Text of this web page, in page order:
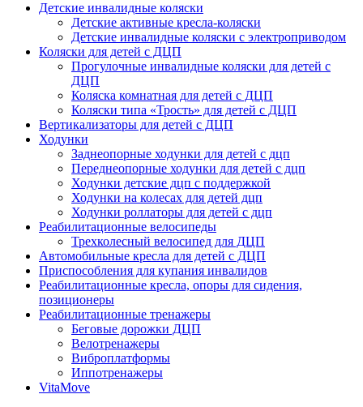
Детские инвалидные коляски
Детские активные кресла-коляски
Детские инвалидные коляски с электроприводом
Коляски для детей с ДЦП
Прогулочные инвалидные коляски для детей с
ДЦП
Коляска комнатная для детей с ДЦП
Коляски типа «Трость» для детей с ДЦП
Вертикализаторы для детей с ДЦП
Ходунки
Заднеопорные ходунки для детей с дцп
Переднеопорные ходунки для детей с дцп
Ходунки детские дцп с поддержкой
Ходунки на колесах для детей дцп
Ходунки роллаторы для детей с дцп
Реабилитационные велосипеды
Трехколесный велосипед для ДЦП
Автомобильные кресла для детей с ДЦП
Приспособления для купания инвалидов
Реабилитационные кресла, опоры для сидения,
позиционеры
Реабилитационные тренажеры
Беговые дорожки ДЦП
Велотренажеры
Виброплатформы
Иппотренажеры
VitaMove